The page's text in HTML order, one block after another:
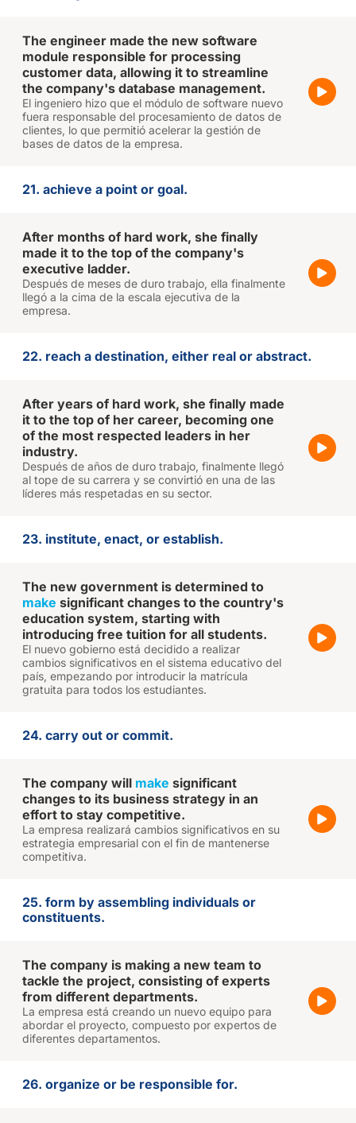
The engineer made the new software
module responsible for processing
customer data, allowing it to streamline
the company's database management.
El ingeniero hizo que el módulo de software nuevo
fuera responsable del procesamiento de datos de
clientes, lo que permitió acelerar la gestión de
bases de datos de la empresa.
21. achieve a point or goal.
After months of hard work, she finally
made it to the top of the company's
executive ladder.
Después de meses de duro trabajo, ella finalmente
llegó a la cima de la escala ejecutiva de la
empresa.
22. reach a destination, either real or abstract.
After years of hard work, she finally made
it to the top of her career, becoming one
of the most respected leaders in her
industry.
Después de años de duro trabajo, finalmente llegó
al tope de su carrera y se convirtió en una de las
líderes más respetadas en su sector.
23. institute, enact, or establish.
The new government is determined to
make significant changes to the country's
education system, starting with
introducing free tuition for all students.
El nuevo gobierno está decidido a realizar
cambios significativos en el sistema educativo del
país, empezando por introducir la matrícula
gratuita para todos los estudiantes.
24. carry out or commit.
The company will make significant
changes to its business strategy in an
effort to stay competitive.
La empresa realizará cambios significativos en su
estrategia empresarial con el fin de mantenerse
competitiva.
25. form by assembling individuals or
constituents.
The company is making a new team to
tackle the project, consisting of experts
from different departments.
La empresa está creando un nuevo equipo para
abordar el proyecto, compuesto por expertos de
diferentes departamentos.
26. organize or be responsible for.